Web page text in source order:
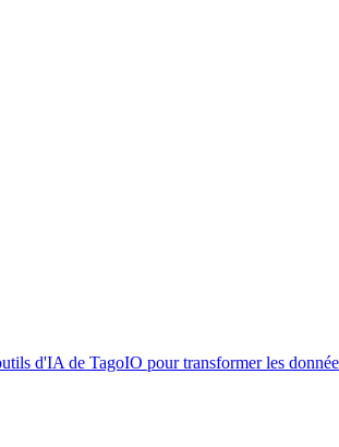
d'IA de TagoIO pour transformer les